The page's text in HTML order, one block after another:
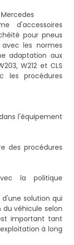
d'accessoires
pour pneus
les normes
adaptation aux
W212 et CLS
les procédures
l'équipement
des procédures
la politique
solution qui
véhicule selon
important tant
à long